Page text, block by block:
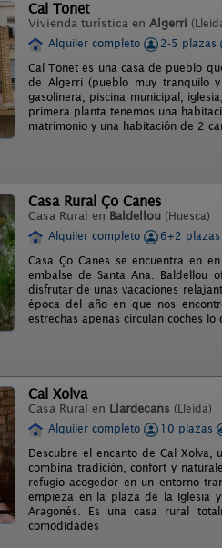
Cal Tonet
Vivienda turística en Algerri
Alquiler completo
2-5 plazas
Cal Tonet es una casa de pueblo
de Algerri (pueblo muy tranquilo
gasolinera, piscina municipal,
primera planta tenemos una
matrimonio y una habitación de 2
Casa Rural Ço Canes
Casa Rural en Baldellou (Huesca)
Alquiler completo
6+2 plazas
Casa Ço Canes se encuentra en
embalse de Santa Ana. Baldellou
disfrutar de unas vacaciones
época del año en que nos
estrechas apenas circulan coches
Cal Xolva
Casa Rural en Llardecans (Lleida)
Alquiler completo
10 plazas
Descubre el encanto de Cal
combina tradición, confort y
refugio acogedor en un entorno
empieza en la plaza de la Iglesia
Aragonés. Es una casa rural
comodidades